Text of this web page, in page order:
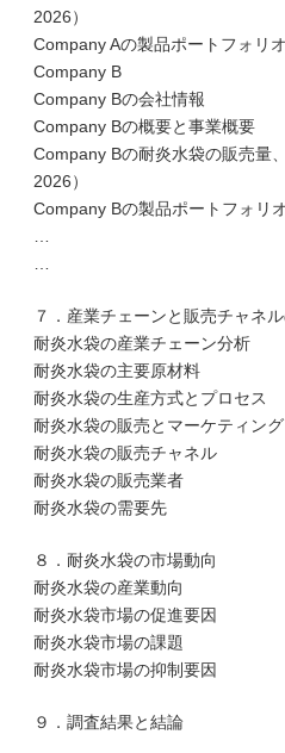
2026）
Company Aの製品ポートフォリオ
Company B
Company Bの会社情報
Company Bの概要と事業概要
Company Bの耐炎水袋の販売量
2026）
Company Bの製品ポートフォリ
７．産業チェーンと販売チャネ
耐炎水袋の産業チェーン分析
耐炎水袋の主要原材料
耐炎水袋の生産方式とプロセス
耐炎水袋の販売とマーケティング
耐炎水袋の販売チャネル
耐炎水袋の販売業者
耐炎水袋の需要先
８．耐炎水袋の市場動向
耐炎水袋の産業動向
耐炎水袋市場の促進要因
耐炎水袋市場の課題
耐炎水袋市場の抑制要因
９．調査結果と結論